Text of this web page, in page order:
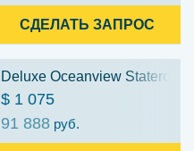
СДЕЛАТЬ ЗАПРОС
Deluxe Oceanview
$ 1 075
91 888 руб.